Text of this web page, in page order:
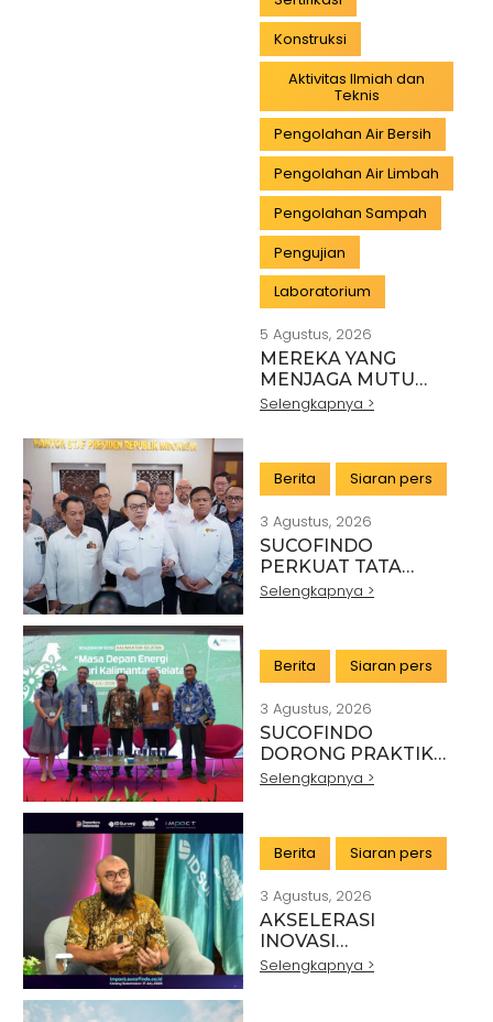
Konstruksi
Aktivitas Ilmiah dan
Teknis
Pengolahan Air Bersih
Pengolahan Air Limbah
Pengolahan Sampah
Pengujian
Laboratorium
5 Agustus, 2026
MEREKA YANG
MENJAGA MUTU
INDONESIA:
INDUSTRI
Selengkapnya >
Berita Siaran pers
3 Agustus, 2026
SUCOFINDO
PERKUAT TATA
KELOLA EKSPOR
DENGAN KSP DAN
DANANTARA
Selengkapnya >
Berita Siaran pers
3 Agustus, 2026
SUCOFINDO
DORONG PRAKTIK
PERTAMBANGAN
Selengkapnya >
Berita Siaran pers
3 Agustus, 2026
AKSELERASI
INOVASI
TEKNOLOGI,
Selengkapnya >